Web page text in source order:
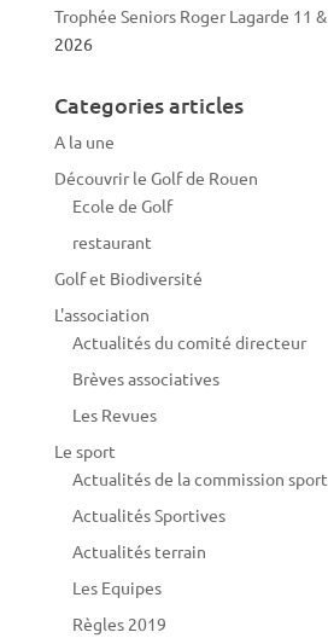
Trophée Seniors Roger Lagarde 11
2026
Categories articles
A la une
Découvrir le Golf de Rouen
Ecole de Golf
restaurant
Golf et Biodiversité
L'association
Actualités du comité directeur
Brèves associatives
Les Revues
Le sport
Actualités de la commission
Actualités Sportives
Actualités terrain
Les Equipes
Règles 2019